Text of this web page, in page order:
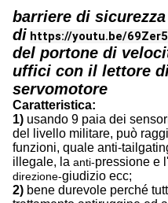
barriere di
di https://youtu.be/
del portone di
uffici con il lettore
servomotore
Caratteristica:
1) usando 9 paia dei
del livello militare, può
funzioni, quale anti-
illegale, la anti-pressione e l'
direzione-giudizio ecc;
2) bene durevole perché